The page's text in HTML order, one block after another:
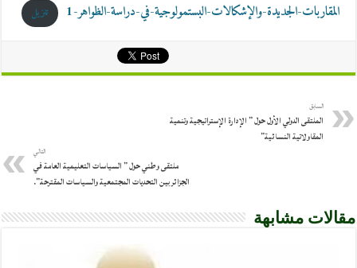
المقاربات-الجديدة-والإشكالات-البستمولوجية-في-دراسة-الظواهر-1 تنزيل
السابق
الملتقى الدولي الأول حول ” الإدارة الإستراتيجية وتنمية
المقاولاتية النسائية”
التالي
ملتقى وطني حول ” السياسات التعليمية العامة في
الجزائر بين التحديات المجتمعية والسياسات المقترحة”.
مقالات مشابهة